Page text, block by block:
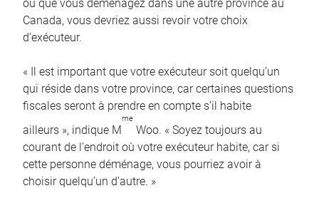
ou que vous déménagez dans une autre province au
Canada, vous devriez aussi revoir votre choix
d’exécuteur.
« Il est important que votre exécuteur soit quelqu’un
qui réside dans votre province, car certaines questions
fiscales seront à prendre en compte s’il habite
ailleurs », indique M
me
Woo. « Soyez toujours au
courant de l’endroit où votre exécuteur habite, car si
cette personne déménage, vous pourriez avoir à
choisir quelqu’un d’autre. »